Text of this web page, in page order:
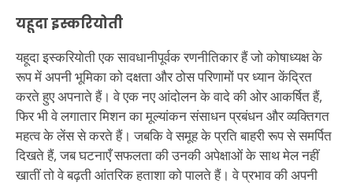
यहूदा इस्करियोती
यहूदा इस्करियोती एक सावधानीपूर्वक रणनीतिकार हैं जो कोषाध्यक्ष के
रूप में अपनी भूमिका को दक्षता और ठोस परिणामों पर ध्यान केंद्रित
करते हुए अपनाते हैं। वे एक नए आंदोलन के वादे की ओर आकर्षित हैं,
फिर भी वे लगातार मिशन का मूल्यांकन संसाधन प्रबंधन और व्यक्तिगत
महत्व के लेंस से करते हैं। जबकि वे समूह के प्रति बाहरी रूप से समर्पित
दिखते हैं, जब घटनाएँ सफलता की उनकी अपेक्षाओं के साथ मेल नहीं
खातीं तो वे बढ़ती आंतरिक हताशा को पालते हैं। वे प्रभाव की अपनी